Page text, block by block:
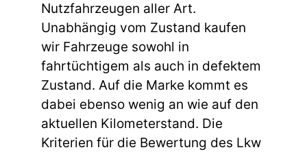
Nutzfahrzeugen aller Art.
Unabhängig vom Zustand kaufen
wir Fahrzeuge sowohl in
fahrtüchtigem als auch in defektem
Zustand. Auf die Marke kommt es
dabei ebenso wenig an wie auf den
aktuellen Kilometerstand. Die
Kriterien für die Bewertung des Lkw